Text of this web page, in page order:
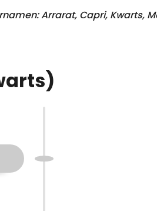
Arrarat, Capri, Kwarts,